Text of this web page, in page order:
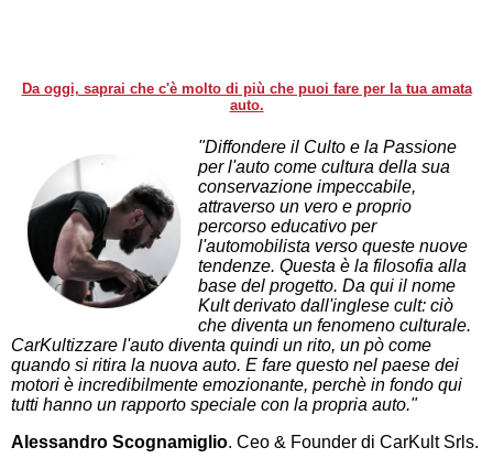
Da oggi, saprai che c'è molto di più che puoi fare per la tua amata
auto.
"Diffondere il Culto e la Passione
per l'auto come cultura della sua
conservazione impeccabile,
attraverso un vero e proprio
percorso educativo per
l'automobilista verso queste nuove
tendenze. Questa è la filosofia alla
base del progetto. Da qui il nome
Kult derivato dall'inglese cult: ciò
che diventa un fenomeno culturale.
CarKultizzare l'auto diventa quindi un rito, un pò come
quando si ritira la nuova auto. E fare questo nel paese dei
motori è incredibilmente emozionante, perchè in fondo qui
tutti hanno un rapporto speciale con la propria auto."
Alessandro Scognamiglio. Ceo & Founder di CarKult Srls.